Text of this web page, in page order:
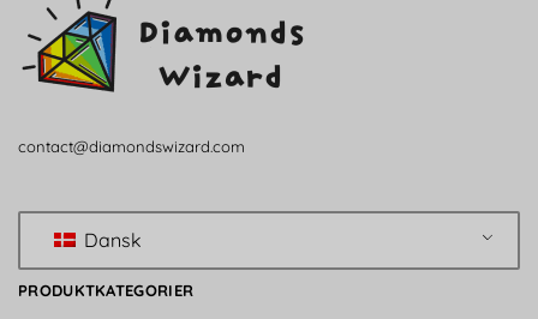
contact@diamondswizard.com
Dansk
PRODUKTKATEGORIER